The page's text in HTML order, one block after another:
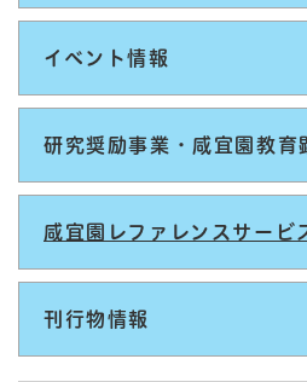
イベント情報
研究奨励事業・咸宜園教育
咸宜園レファレンスサービ
刊行物情報